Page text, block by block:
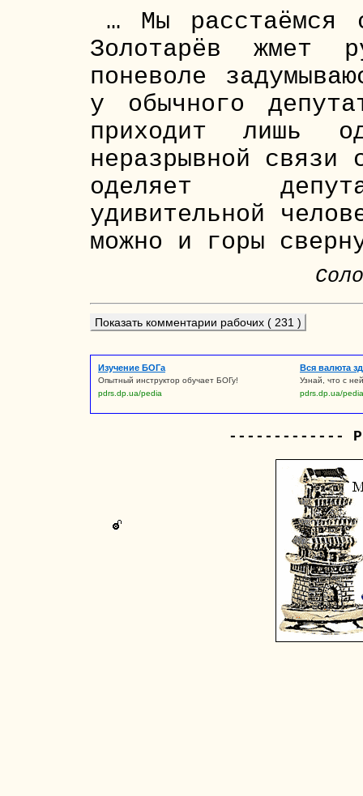
… Мы расстаёмся
Золотарёв жмет
поневоле
у обычного
приходит лишь
неразрывной связи
оделяет
удивительной
можно и горы
Показать комментарии рабочих ( 231 )
Изучение БОГа
Опытный инструктор обучает БОГу!
pdrs.dp.ua/pedia
Вся валюта
Узнай, что с
pdrs.dp.ua/pedia
-------------